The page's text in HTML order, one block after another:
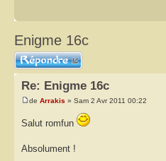
Enigme 16c
Répondre
Re: Enigme 16c
de Arrakis » Sam 2 Avr 2011 00:22
Salut romfun
Absolument !